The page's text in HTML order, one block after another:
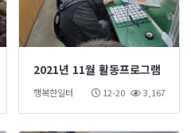
2021년 11월 활동프로그램
행복한일터 12-20 3,167